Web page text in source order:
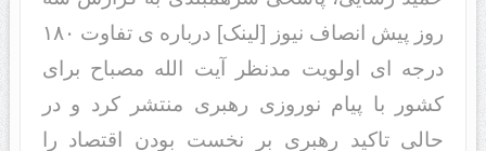
روز پیش انصاف نیوز [لینک] درباره ی تفاوت ۱۸۰
درجه ای اولویت مدنظر آیت الله مصباح برای
کشور با پیام نوروزی رهبری منتشر کرد و در
حالی تاکید رهبری بر نخست بودن اقتصاد را